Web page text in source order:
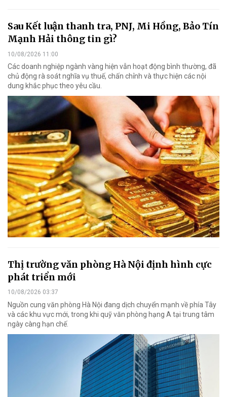
Sau Kết luận thanh tra, PNJ, Mi Hồng, Bảo Tín
Mạnh Hải thông tin gì?
10/08/2026 11:00
Các doanh nghiệp ngành vàng hiện vẫn hoạt động bình thường, đã
chủ động rà soát nghĩa vụ thuế, chấn chỉnh và thực hiện các nội
dung khắc phục theo yêu cầu.
Thị trường văn phòng Hà Nội định hình cực
phát triển mới
10/08/2026 03:37
Nguồn cung văn phòng Hà Nội đang dịch chuyển mạnh về phía Tây
và các khu vực mới, trong khi quỹ văn phòng hạng A tại trung tâm
ngày càng hạn chế.